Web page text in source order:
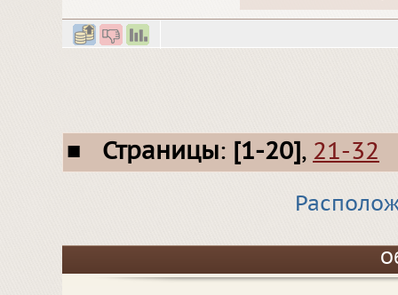
■ Страницы: [1-20], 21-32